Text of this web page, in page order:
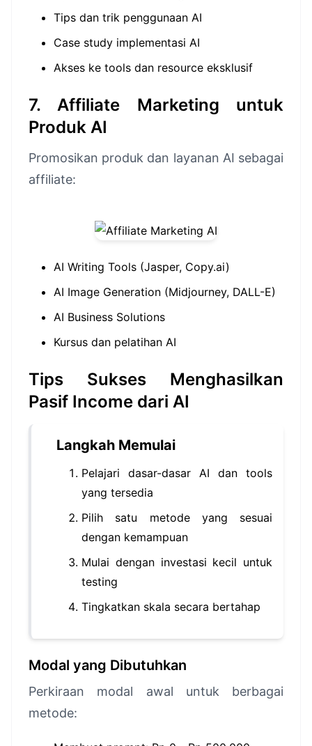
Tips dan trik penggunaan AI
Case study implementasi AI
Akses ke tools dan resource eksklusif
7. Affiliate Marketing untuk
Produk AI
Promosikan produk dan layanan AI sebagai
affiliate:
AI Writing Tools (Jasper, Copy.ai)
AI Image Generation (Midjourney, DALL-E)
AI Business Solutions
Kursus dan pelatihan AI
Tips Sukses Menghasilkan
Pasif Income dari AI
Langkah Memulai
Pelajari dasar-dasar AI dan tools
yang tersedia
Pilih satu metode yang sesuai
dengan kemampuan
Mulai dengan investasi kecil untuk
testing
Tingkatkan skala secara bertahap
Modal yang Dibutuhkan
Perkiraan modal awal untuk berbagai
metode: